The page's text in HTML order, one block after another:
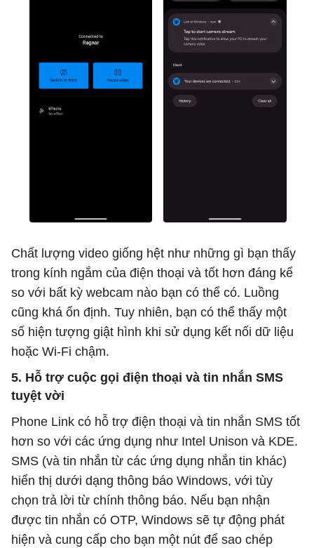
Chất lượng video giống hệt như những gì bạn thấy
trong kính ngắm của điện thoại và tốt hơn đáng kể
so với bất kỳ webcam nào bạn có thể có. Luồng
cũng khá ổn định. Tuy nhiên, bạn có thể thấy một
số hiện tượng giật hình khi sử dụng kết nối dữ liệu
hoặc Wi-Fi chậm.
5. Hỗ trợ cuộc gọi điện thoại và tin nhắn SMS
tuyệt vời
Phone Link có hỗ trợ điện thoại và tin nhắn SMS tốt
hơn so với các ứng dụng như Intel Unison và KDE.
SMS (và tin nhắn từ các ứng dụng nhắn tin khác)
hiển thị dưới dạng thông báo Windows, với tùy
chọn trả lời từ chính thông báo. Nếu bạn nhận
được tin nhắn có OTP, Windows sẽ tự động phát
hiện và cung cấp cho bạn một nút để sao chép